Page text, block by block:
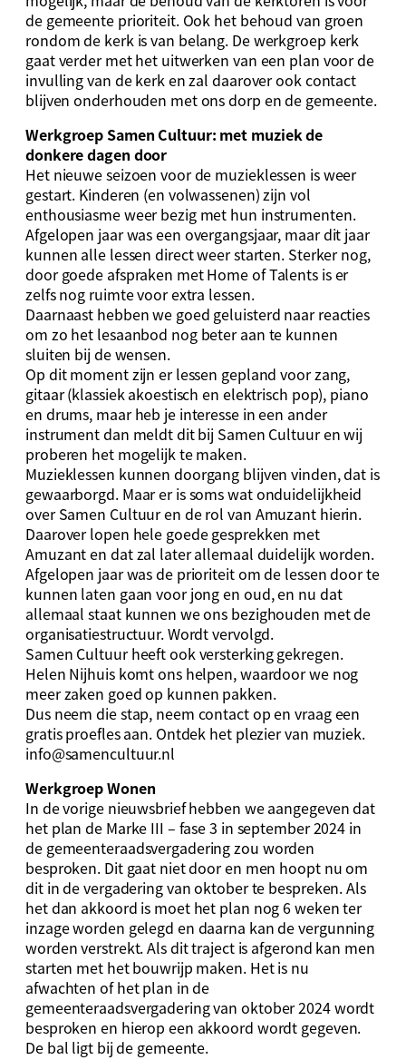
de gemeente prioriteit. Ook het behoud van groen
rondom de kerk is van belang. De werkgroep kerk
gaat verder met het uitwerken van een plan voor de
invulling van de kerk en zal daarover ook contact
blijven onderhouden met ons dorp en de gemeente.
Werkgroep Samen Cultuur: met muziek de
donkere dagen door
Het nieuwe seizoen voor de muzieklessen is weer
gestart. Kinderen (en volwassenen) zijn vol
enthousiasme weer bezig met hun instrumenten.
Afgelopen jaar was een overgangsjaar, maar dit jaar
kunnen alle lessen direct weer starten. Sterker nog,
door goede afspraken met Home of Talents is er
zelfs nog ruimte voor extra lessen.
Daarnaast hebben we goed geluisterd naar reacties
om zo het lesaanbod nog beter aan te kunnen
sluiten bij de wensen.
Op dit moment zijn er lessen gepland voor zang,
gitaar (klassiek akoestisch en elektrisch pop), piano
en drums, maar heb je interesse in een ander
instrument dan meldt dit bij Samen Cultuur en wij
proberen het mogelijk te maken.
Muzieklessen kunnen doorgang blijven vinden, dat is
gewaarborgd. Maar er is soms wat onduidelijkheid
over Samen Cultuur en de rol van Amuzant hierin.
Daarover lopen hele goede gesprekken met
Amuzant en dat zal later allemaal duidelijk worden.
Afgelopen jaar was de prioriteit om de lessen door te
kunnen laten gaan voor jong en oud, en nu dat
allemaal staat kunnen we ons bezighouden met de
organisatiestructuur. Wordt vervolgd.
Samen Cultuur heeft ook versterking gekregen.
Helen Nijhuis komt ons helpen, waardoor we nog
meer zaken goed op kunnen pakken.
Dus neem die stap, neem contact op en vraag een
gratis proefles aan. Ontdek het plezier van muziek.
info@samencultuur.nl
Werkgroep Wonen
In de vorige nieuwsbrief hebben we aangegeven dat
het plan de Marke III – fase 3 in september 2024 in
de gemeenteraadsvergadering zou worden
besproken. Dit gaat niet door en men hoopt nu om
dit in de vergadering van oktober te bespreken. Als
het dan akkoord is moet het plan nog 6 weken ter
inzage worden gelegd en daarna kan de vergunning
worden verstrekt. Als dit traject is afgerond kan men
starten met het bouwrijp maken. Het is nu
afwachten of het plan in de
gemeenteraadsvergadering van oktober 2024 wordt
besproken en hierop een akkoord wordt gegeven.
De bal ligt bij de gemeente.